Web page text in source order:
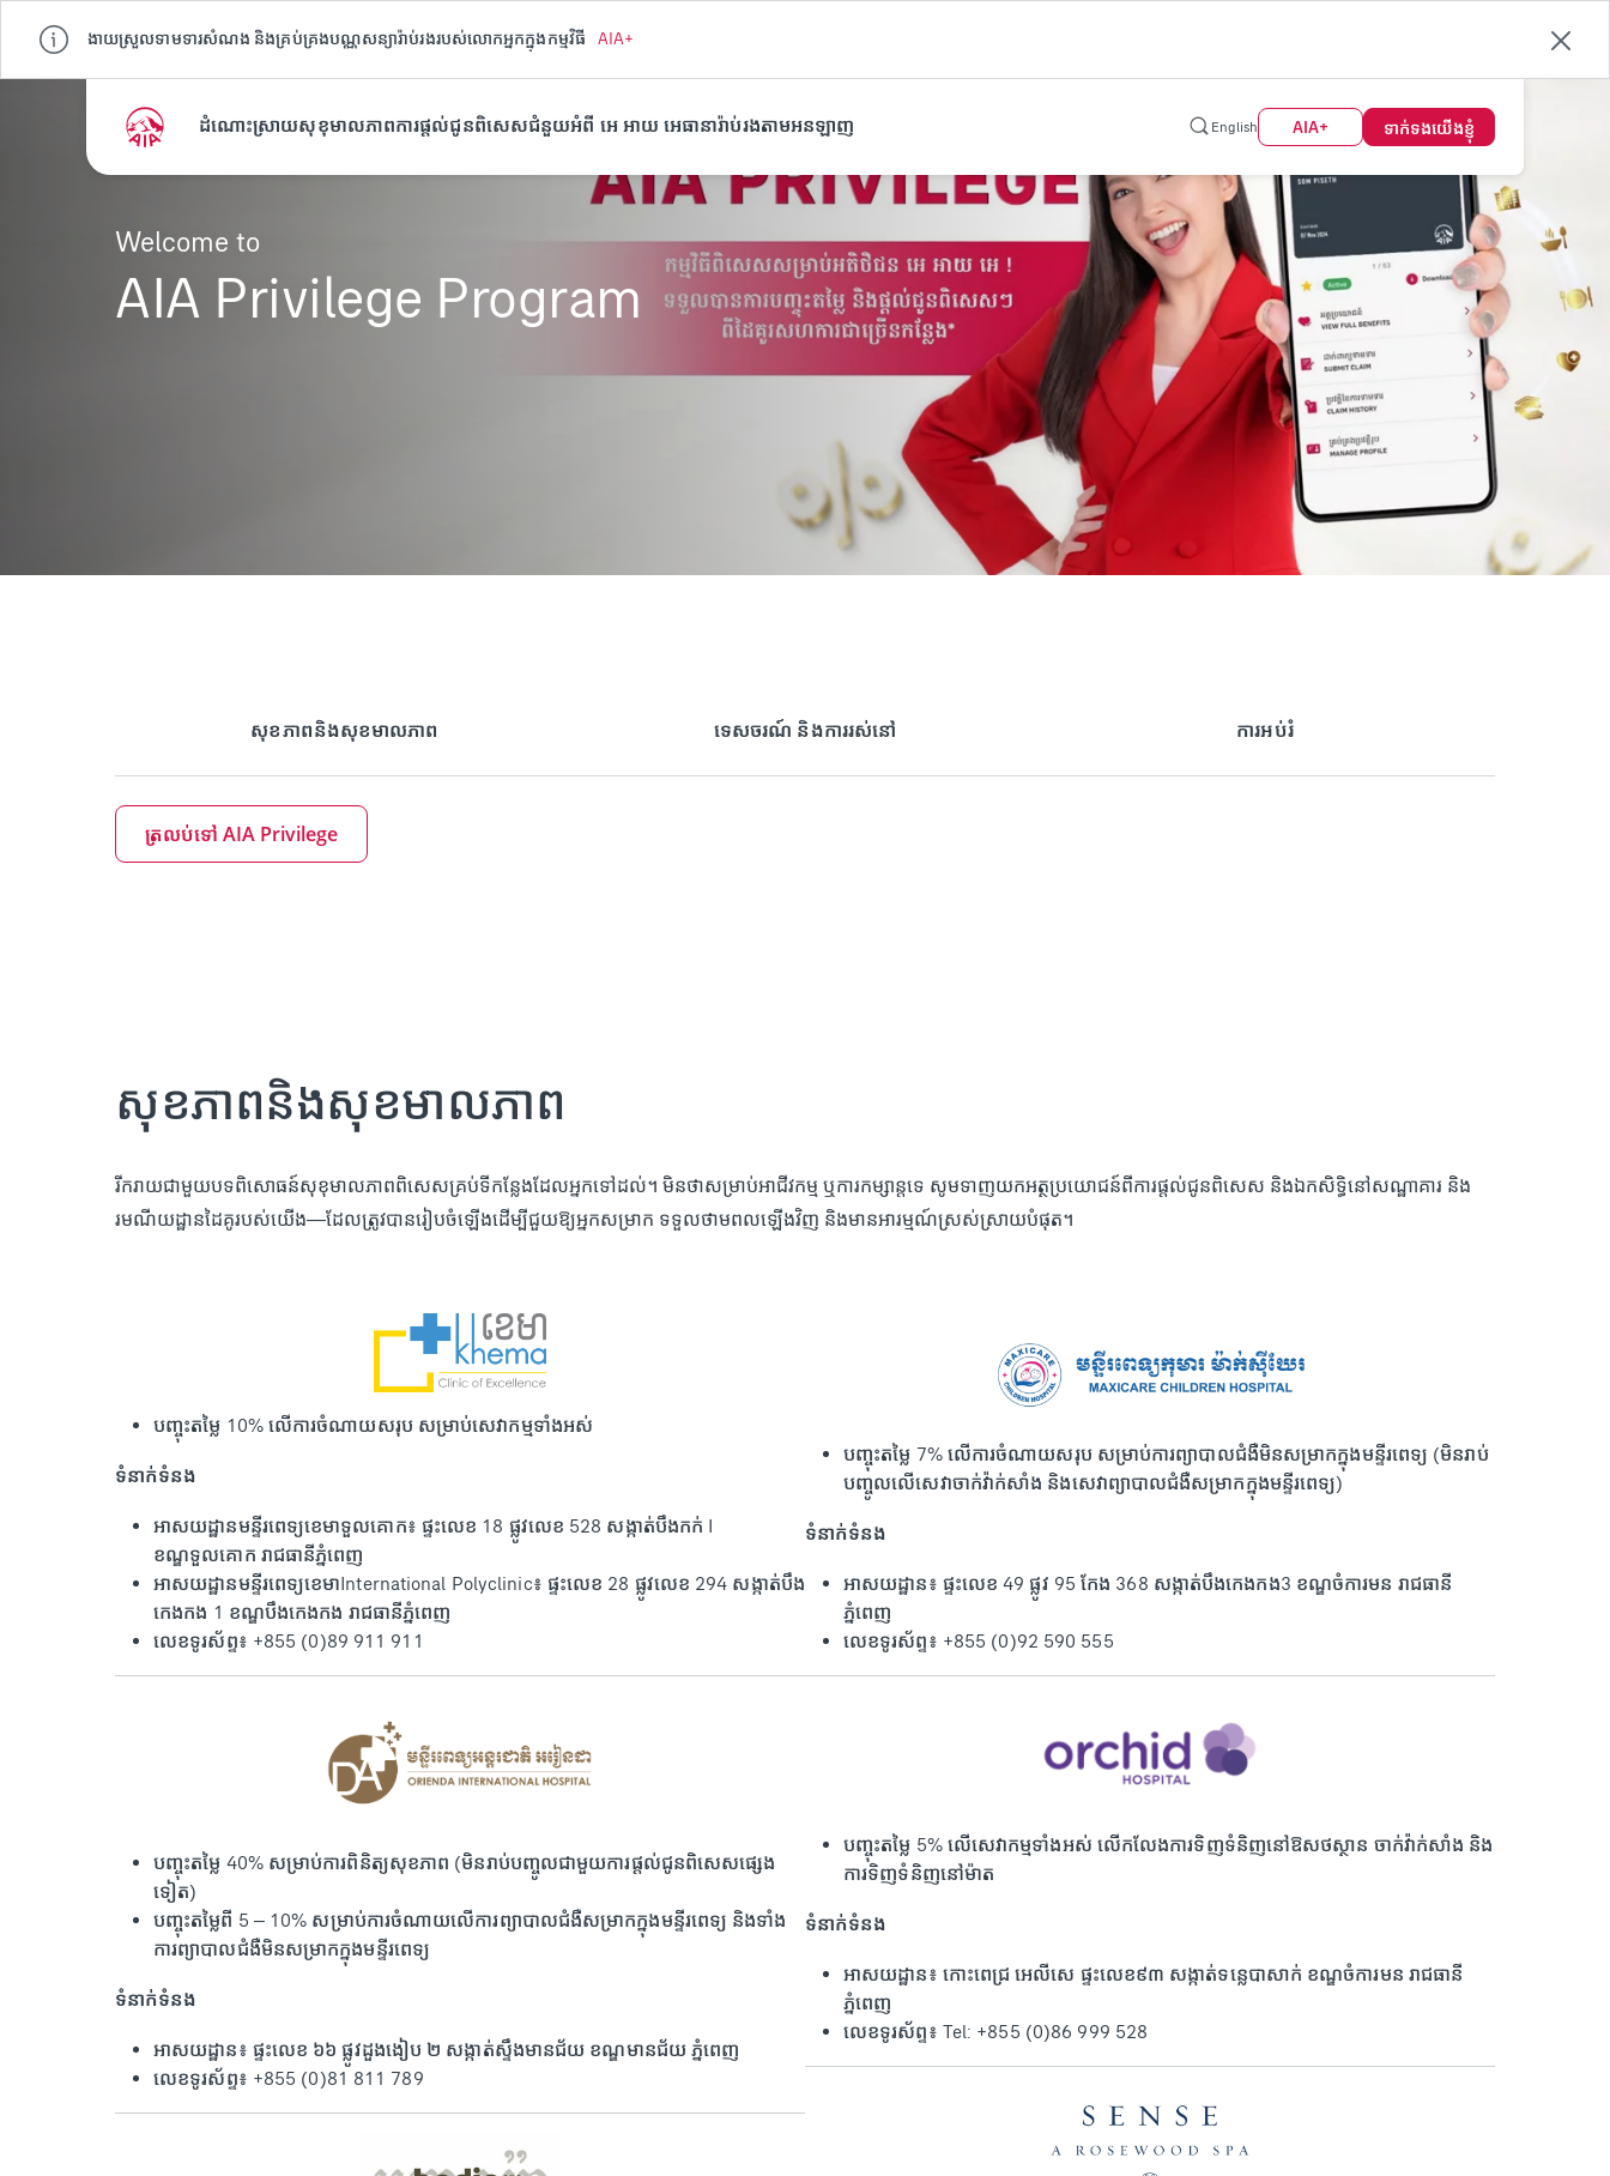
ងាយស្រួលទាមទារសំណង និងគ្រប់គ្រងបណ្ណសន្យារ៉ាប់រងរបស់លោកអ្នកក្នុងកម្មវិធី AIA+
ដំណោះស្រាយសុខុមាលភាពការផ្តល់ជូនពិសេសជំនួយអំពី អេ អាយ អេធានារ៉ាប់រងតាមអនឡាញ English AIA+ ទាក់ទង​យើង​ខ្ញុំ
Welcome to
AIA Privilege Program
សុខភាពនិងសុខមាលភាព ទេសចរណ៍ និងការរស់នៅ ការអប់រំ
ត្រលប់ទៅ AIA Privilege
សុខភាពនិងសុខមាលភាព
រីករាយជាមួយបទពិសោធន៍សុខុមាលភាពពិសេសគ្រប់ទីកន្លែងដែលអ្នកទៅដល់។ មិនថាសម្រាប់អាជីវកម្ម ឬការកម្សាន្តទេ សូមទាញយកអត្ថប្រយោជន៍ពីការផ្តល់ជូនពិសេស និងឯកសិទ្ធិនៅសណ្ឋាគារ និង
រមណីយដ្ឋានដៃគូរបស់យើង—ដែលត្រូវបានរៀបចំឡើងដើម្បីជួយឱ្យអ្នកសម្រាក ទទួលថាមពលឡើងវិញ និងមានអារម្មណ៍ស្រស់ស្រាយបំផុត។
បញ្ចុះតម្លៃ 10% លើការចំណាយសរុប សម្រាប់សេវាកម្មទាំងអស់
ទំនាក់ទំនង
អាសយដ្ឋានមន្ទីរពេទ្យខេមាទួលគោក៖ ផ្ទះលេខ 18 ផ្លូវលេខ 528 សង្កាត់បឹងកក់​ I
ខណ្ឌទួលគោក រាជធានីភ្នំពេញ
អាសយដ្ឋានមន្ទីរពេទ្យខេមាInternational Polyclinic៖ ផ្ទះលេខ 28 ផ្លូវលេខ 294 សង្កាត់បឹង
កេងកង 1 ខណ្ឌបឹងកេងកង រាជធានីភ្នំពេញ
លេខទូរស័ព្ទ៖ +855 (0)89 911 911
បញ្ចុះតម្លៃ 40% សម្រាប់ការពិនិត្យសុខភាព (មិនរាប់បញ្ចូលជាមួយការផ្តល់ជូនពិសេសផ្សេង
ទៀត)
​​​​​​បញ្ចុះតម្លៃពី 5 – 10% សម្រាប់ការចំណាយលើការព្យាបាលជំងឺសម្រាកក្នុងមន្ទីរពេទ្យ និងទាំង
ការព្យាបាលជំងឺ​​មិនសម្រាកក្នុងមន្ទីរពេទ្យ
ទំនាក់ទំនង
អាសយដ្ឋាន៖ ផ្ទះលេខ ៦៦ ផ្លូវដួងងៀប ២ សង្កាត់ស្ទឹងមានជ័យ ខណ្ឌមានជ័យ ភ្នំពេញ
លេខទូរស័ព្ទ៖ +855 (0)81 811 789
បញ្ចុះតម្លៃ 7% លើការចំណាយសរុប សម្រាប់ការព្យាបាលជំងឺ​​មិនសម្រាកក្នុងមន្ទីរពេទ្យ (មិនរាប់
បញ្ចូលលើសេវាចាក់វ៉ាក់សាំង និងសេវាព្យាបាលជំងឺសម្រាកក្នុងមន្ទីរពេទ្យ)
ទំនាក់ទំនង
អាសយដ្ឋាន៖ ផ្ទះលេខ 49 ផ្លូវ 95 កែង 368 សង្កាត់បឹងកេងកង3 ខណ្ឌចំការមន រាជធានី
ភ្នំពេញ
លេខទូរស័ព្ទ៖ +855 (0)92 590 555
បញ្ចុះតម្លៃ 5% ​​​​​​លើសេវាកម្មទាំងអស់ លើកលែងការទិញទំនិញនៅឱសថស្ថាន ចាក់វ៉ាក់សាំង និង
ការទិញទំនិញនៅម៉ាត
ទំនាក់ទំនង
អាសយដ្ឋាន៖ កោះពេជ្រ អេលីសេ ផ្ទះលេខ៩៣ សង្កាត់ទន្លេបាសាក់ ខណ្ឌចំការមន រាជធានី
ភ្នំពេញ
លេខទូរស័ព្ទ៖ Tel: +855 (0)86 999 528